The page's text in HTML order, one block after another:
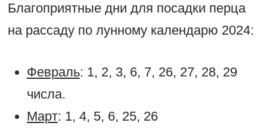
Благоприятные дни для посадки перца
на рассаду по лунному календарю 2024:
Февраль: 1, 2, 3, 6, 7, 26, 27, 28, 29
числа.
Март: 1, 4, 5, 6, 25, 26